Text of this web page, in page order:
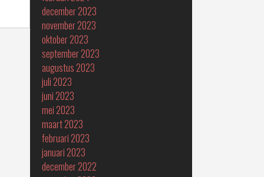
december 2023
november 2023
oktober 2023
september 2023
augustus 2023
juli 2023
juni 2023
mei 2023
maart 2023
februari 2023
januari 2023
december 2022